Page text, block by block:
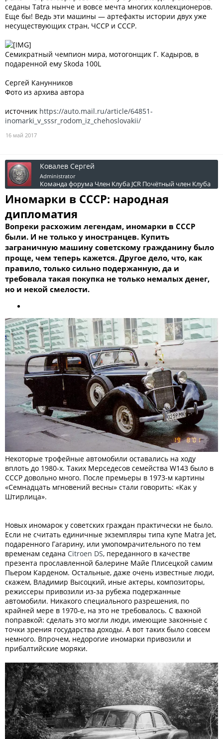
седаны Tatra нынче и вовсе мечта многих коллекционеров.
Еще бы! Ведь эти машины — артефакты истории двух уже
несуществующих стран, ЧССР и СССР.
Семикратный чемпион мира, мотогонщик Г. Кадыров, в
подаренной ему Skoda 100L
Сергей Канунников
Фото из архива автора
источник https://auto.mail.ru/article/64851-
inomarki_v_sssr_rodom_iz_chehoslovakii/
16 май 2017
Ковалев Сергей
Administrator
Команда форума Член Клуба JCR Почётный член Клуба
Иномарки в СССР: народная
дипломатия
Вопреки расхожим легендам, иномарки в СССР
были. И не только у иностранцев. Купить
заграничную машину советскому гражданину было
проще, чем теперь кажется. Другое дело, что, как
правило, только сильно подержанную, да и
требовала такая покупка не только немалых денег,
но и некой смелости.
Некоторые трофейные автомобили оставались на ходу
вплоть до 1980-х. Таких Мерседесов семейства W143 было в
СССР довольно много. После премьеры в 1973-м картины
«Семнадцать мгновений весны» стали говорить: «Как у
Штирлица».
Новых иномарок у советских граждан практически не было.
Если не считать единичные экземпляры типа купе Matra Jet,
подаренного Гагарину, или умопомрачительного по тем
временам седана Citroen DS, переданного в качестве
презента прославленной балерине Майе Плисецкой самим
Пьером Карденом. Остальные, даже очень известные люди,
скажем, Владимир Высоцкий, иные актеры, композиторы,
режиссеры привозили из-за рубежа подержанные
автомобили. Никакого специального разрешения, по
крайней мере в 1970-е, на это не требовалось. С важной
поправкой: сделать это могли люди, имеющие законные с
точки зрения государства доходы. А вот таких было совсем
немного. Впрочем, недорогие иномарки привозили и
прибалтийские моряки.